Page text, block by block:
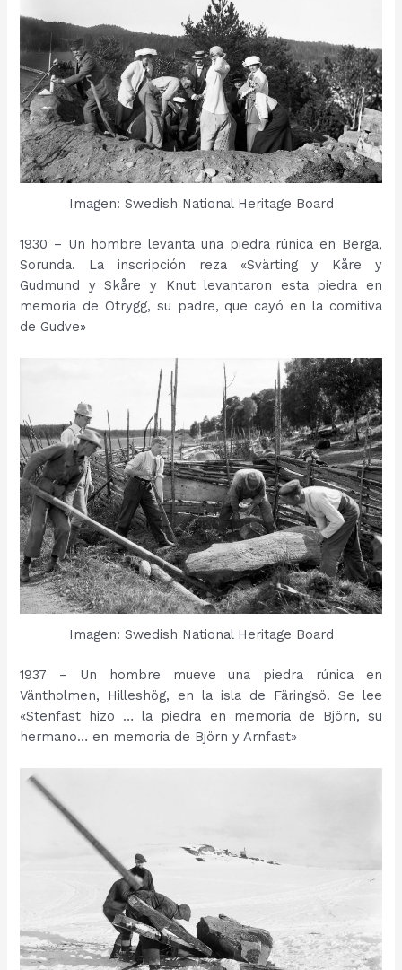
Imagen: Swedish National Heritage Board
1930 – Un hombre levanta una piedra rúnica en Berga,
Sorunda. La inscripción reza «Svärting y Kåre y
Gudmund y Skåre y Knut levantaron esta piedra en
memoria de Otrygg, su padre, que cayó en la comitiva
de Gudve»
Imagen: Swedish National Heritage Board
1937 – Un hombre mueve una piedra rúnica en
Väntholmen, Hilleshög, en la isla de Färingsö. Se lee
«Stenfast hizo … la piedra en memoria de Björn, su
hermano… en memoria de Björn y Arnfast»